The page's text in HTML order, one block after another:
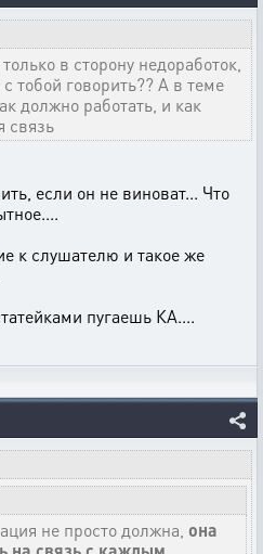
в сторону недоработок,
тобой говорить?? А в теме
должно работать, и как
связь
если он не виноват... Что
к слушателю и такое же
пугаешь КА....
не просто должна, она